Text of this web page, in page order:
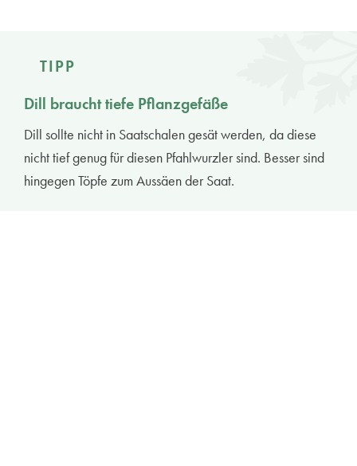
TIPP
Dill braucht tiefe Pflanzgefäße
Dill sollte nicht in Saatschalen gesät werden, da diese
nicht tief genug für diesen Pfahlwurzler sind. Besser sind
hingegen Töpfe zum Aussäen der Saat.